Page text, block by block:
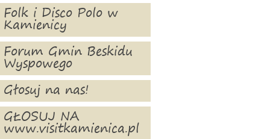
Folk i Disco Polo w
Kamienicy
Forum Gmin Beskidu
Wyspowego
Głosuj na nas!
GŁOSUJ NA
www.visitkamienica.pl